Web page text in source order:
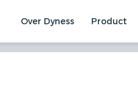
Over Dyness Product
Slim